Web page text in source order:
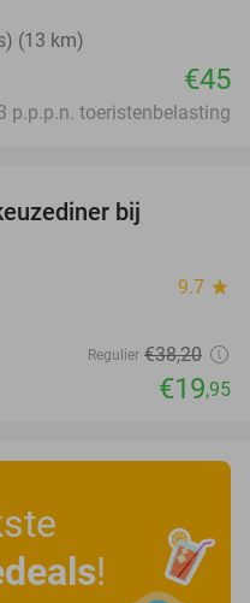
(13 km)
€45
p.p.p.n. toeristenbelasting
bij
9.7 star
Regulier €38,20
€19,95
!